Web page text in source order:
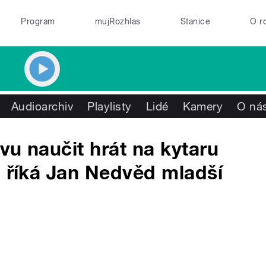
Program mujRozhlas Stanice O
Audioarchiv Playlisty Lidé Kamery O
naučit hrát na kytaru
Jan Nedvěd mladší